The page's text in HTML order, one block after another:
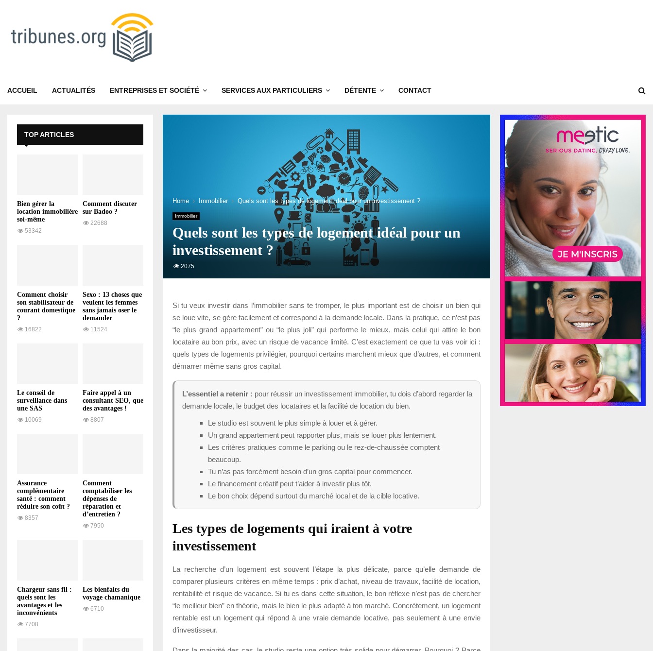
ACCUEIL ACTUALITÉS ENTREPRISES ET SOCIÉTÉ SERVICES AUX PARTICULIERS DÉTENTE CONTACT
Home Immobilier Quels sont les types de logement idéal pour un investissement ?
Immobilier
Quels sont les types de logement idéal pour un
investissement ?
2075
Si tu veux investir dans l’immobilier sans te tromper, le plus important est de choisir un bien qui
se loue vite, se gère facilement et correspond à la demande locale. Dans la pratique, ce n’est pas
“le plus grand appartement” ou “le plus joli” qui performe le mieux, mais celui qui attire le bon
locataire au bon prix, avec un risque de vacance limité. C’est exactement ce que tu vas voir ici :
quels types de logements privilégier, pourquoi certains marchent mieux que d’autres, et comment
démarrer même sans gros capital.
L’essentiel a retenir : pour réussir un investissement immobilier, tu dois d’abord regarder la
demande locale, le budget des locataires et la facilité de location du bien.
Le studio est souvent le plus simple à louer et à gérer.
Un grand appartement peut rapporter plus, mais se louer plus lentement.
Les critères pratiques comme le parking ou le rez-de-chaussée comptent
beaucoup.
Tu n’as pas forcément besoin d’un gros capital pour commencer.
Le financement créatif peut t’aider à investir plus tôt.
Le bon choix dépend surtout du marché local et de la cible locative.
Les types de logements qui iraient à votre
investissement
La recherche d’un logement est souvent l’étape la plus délicate, parce qu’elle demande de
comparer plusieurs critères en même temps : prix d’achat, niveau de travaux, facilité de location,
rentabilité et risque de vacance. Si tu es dans cette situation, le bon réflexe n’est pas de chercher
“le meilleur bien” en théorie, mais le bien le plus adapté à ton marché. Concrètement, un logement
rentable est un logement qui répond à une vraie demande locative, pas seulement à une envie
d’investisseur.
TOP ARTICLES
Bien gérer la
location immobilière
soi-même
53342
Comment discuter
sur Badoo ?
22688
Comment choisir
son stabilisateur de
courant domestique
?
16822
Sexo : 13 choses que
veulent les femmes
sans jamais oser le
demander
11524
Le conseil de
surveillance dans
une SAS
10069
Faire appel à un
consultant SEO, que
des avantages !
8807
Assurance
complémentaire
santé : comment
réduire son coût ?
8357
Comment
comptabiliser les
dépenses de
réparation et
d’entretien ?
7950
Chargeur sans fil :
quels sont les
avantages et les
inconvénients
7708
Les bienfaits du
voyage chamanique
6710